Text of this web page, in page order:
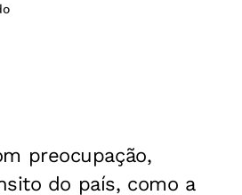
preocupação,
do país, como a